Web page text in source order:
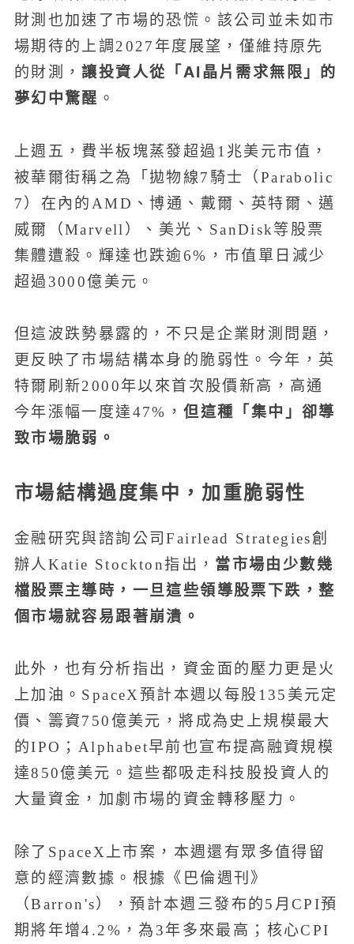
財測也加速了市場的恐慌。該公司並未如市
場期待的上調2027年度展望，僅維持原先
的財測，讓投資人從「AI晶片需求無限」的
夢幻中驚醒 。
上週五，費半板塊蒸發超過1兆美元市值，
被華爾街稱之為「拋物線7騎士（Parabolic
7）在內的AMD、博通、戴爾、英特爾、邁
威爾（Marvell）、美光、SanDisk等股票
集體遭殺。輝達也跌逾6%，市值單日減少
超過3000億美元。
但這波跌勢暴露的，不只是企業財測問題，
更反映了市場結構本身的脆弱性。今年，英
特爾刷新2000年以來首次股價新高，高通
今年漲幅一度達47%，但這種「集中」卻導
致市場脆弱。
市場結構過度集中，加重脆弱性
金融研究與諮詢公司Fairlead Strategies創
辦人Katie Stockton指出， 當市場由少數幾
檔股票主導時，一旦這些領導股票下跌，整
個市場就容易跟著崩潰。
此外，也有分析指出，資金面的壓力更是火
上加油。SpaceX預計本週以每股135美元定
價、籌資750億美元，將成為史上規模最大
的IPO；Alphabet早前也宣布提高融資規模
達850億美元。這些都吸走科技股投資人的
大量資金，加劇市場的資金轉移壓力。
除了SpaceX上市案，本週還有眾多值得留
意的經濟數據。根據《巴倫週刊》
（Barron's），預計本週三發布的5月CPI預
期將年增4.2%，為3年多來最高；核心CPI